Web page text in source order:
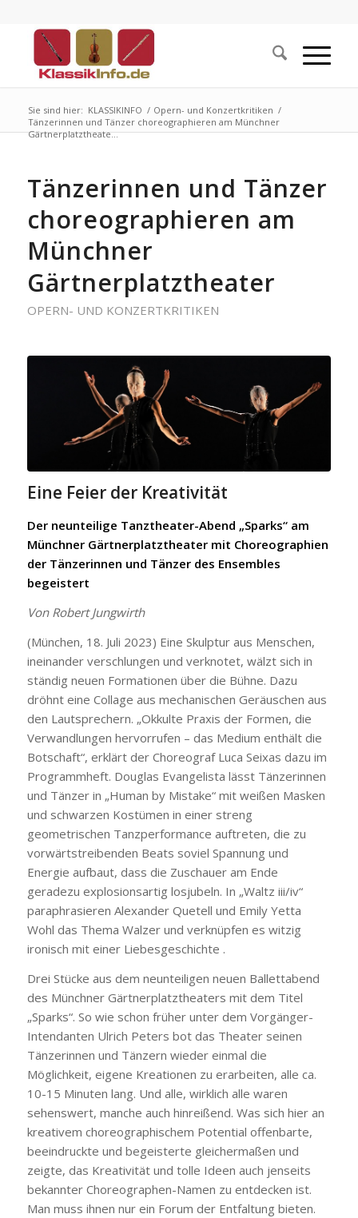
Sie sind hier: KLASSIKINFO / Opern- und Konzertkritiken /
Tänzerinnen und Tänzer choreographieren am Münchner
Gärtnerplatztheate...
Tänzerinnen und Tänzer
choreographieren am
Münchner
Gärtnerplatztheater
OPERN- UND KONZERTKRITIKEN
Eine Feier der Kreativität
Der neunteilige Tanztheater-Abend „Sparks“ am
Münchner Gärtnerplatztheater mit Choreographien
der Tänzerinnen und Tänzer des Ensembles
begeistert
Von Robert Jungwirth
(München, 18. Juli 2023) Eine Skulptur aus Menschen,
ineinander verschlungen und verknotet, wälzt sich in
ständig neuen Formationen über die Bühne. Dazu
dröhnt eine Collage aus mechanischen Geräuschen aus
den Lautsprechern. „Okkulte Praxis der Formen, die
Verwandlungen hervorrufen – das Medium enthält die
Botschaft“, erklärt der Choreograf Luca Seixas dazu im
Programmheft. Douglas Evangelista lässt Tänzerinnen
und Tänzer in „Human by Mistake“ mit weißen Masken
und schwarzen Kostümen in einer streng
geometrischen Tanzperformance auftreten, die zu
vorwärtstreibenden Beats soviel Spannung und
Energie aufbaut, dass die Zuschauer am Ende
geradezu explosionsartig losjubeln. In „Waltz iii/iv“
paraphrasieren Alexander Quetell und Emily Yetta
Wohl das Thema Walzer und verknüpfen es witzig
ironisch mit einer Liebesgeschichte .
Drei Stücke aus dem neunteiligen neuen Ballettabend
des Münchner Gärtnerplatztheaters mit dem Titel
„Sparks“. So wie schon früher unter dem Vorgänger-
Intendanten Ulrich Peters bot das Theater seinen
Tänzerinnen und Tänzern wieder einmal die
Möglichkeit, eigene Kreationen zu erarbeiten, alle ca.
10-15 Minuten lang. Und alle, wirklich alle waren
sehenswert, manche auch hinreißend. Was sich hier an
kreativem choreographischem Potential offenbarte,
beeindruckte und begeisterte gleichermaßen und
zeigte, das Kreativität und tolle Ideen auch jenseits
bekannter Choreographen-Namen zu entdecken ist.
Man muss ihnen nur ein Forum der Entfaltung bieten.